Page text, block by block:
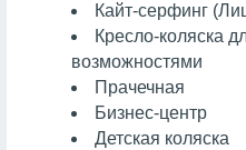
Кайт-серфинг
Кресло-коляска
возможностями
Прачечная
Бизнес-центр
Детская коляска